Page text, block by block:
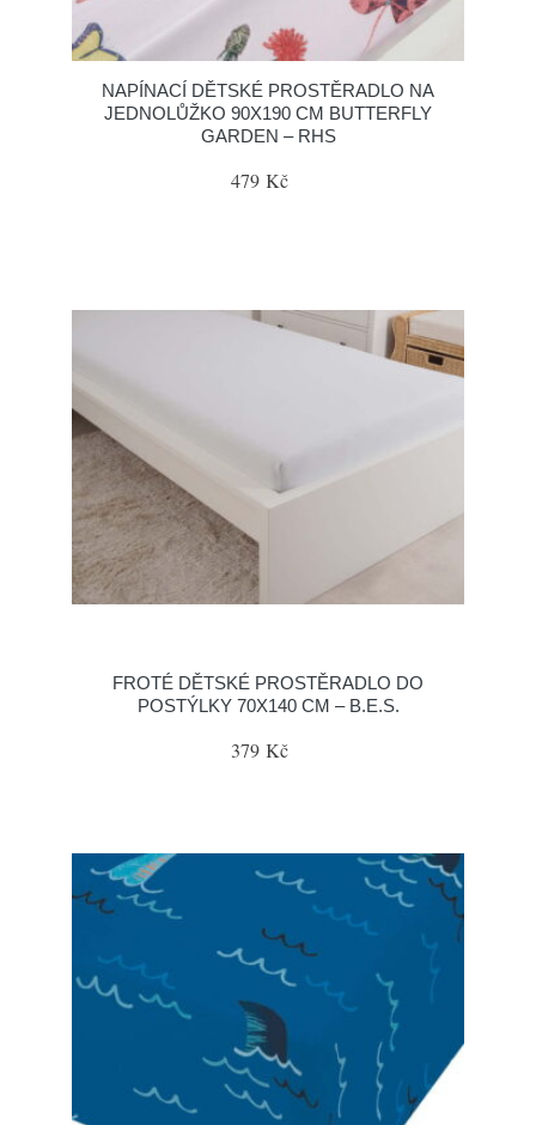
NAPÍNACÍ DĚTSKÉ PROSTĚRADLO NA
JEDNOLŮŽKO 90X190 CM BUTTERFLY
GARDEN – RHS
479 Kč
FROTÉ DĚTSKÉ PROSTĚRADLO DO
POSTÝLKY 70X140 CM – B.E.S.
379 Kč